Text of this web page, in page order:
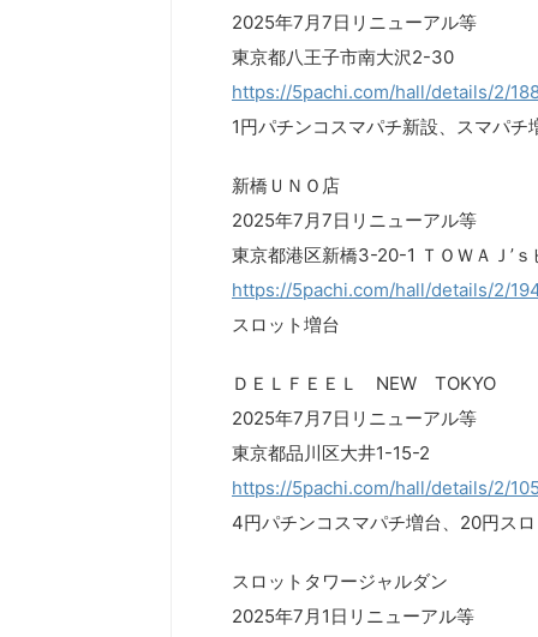
2025年7月7日リニューアル等
東京都八王子市南大沢2-30
https://5pachi.com/hall/details/2/
1円パチンコスマパチ新設、スマパチ
新橋ＵＮＯ店
2025年7月7日リニューアル等
東京都港区新橋3-20-1 ＴＯＷＡＪ’
https://5pachi.com/hall/details/2/
スロット増台
ＤＥＬＦＥＥＬ NEW TOKYO
2025年7月7日リニューアル等
東京都品川区大井1-15-2
https://5pachi.com/hall/details/2/
4円パチンコスマパチ増台、20円ス
スロットタワージャルダン
2025年7月1日リニューアル等